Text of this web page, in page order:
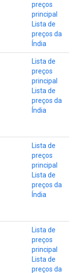
preços
principal
Lista de
preços da
Índia
Lista de
preços
principal
Lista de
preços da
Índia
Lista de
preços
principal
Lista de
preços da
Índia
Lista de
preços
principal
Lista de
preços da